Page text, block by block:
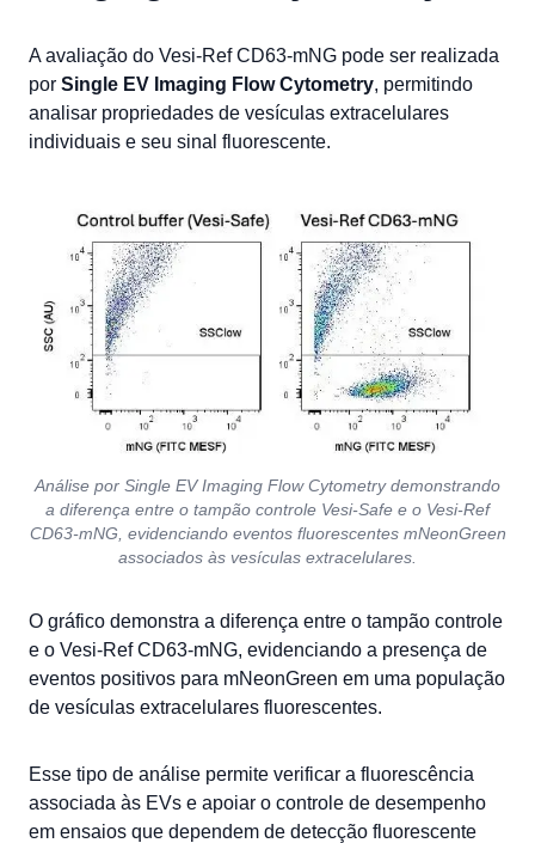
A avaliação do Vesi-Ref CD63-mNG pode ser realizada
por Single EV Imaging Flow Cytometry, permitindo
analisar propriedades de vesículas extracelulares
individuais e seu sinal fluorescente.
Análise por Single EV Imaging Flow Cytometry demonstrando
a diferença entre o tampão controle Vesi-Safe e o Vesi-Ref
CD63-mNG, evidenciando eventos fluorescentes mNeonGreen
associados às vesículas extracelulares.
O gráfico demonstra a diferença entre o tampão controle
e o Vesi-Ref CD63-mNG, evidenciando a presença de
eventos positivos para mNeonGreen em uma população
de vesículas extracelulares fluorescentes.
Esse tipo de análise permite verificar a fluorescência
associada às EVs e apoiar o controle de desempenho
em ensaios que dependem de detecção fluorescente